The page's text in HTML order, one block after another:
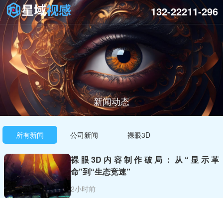
新闻动态
132-22211-296
所有新闻 公司新闻 裸眼3D
裸眼3D内容制作破局：从“显示革
命”到“生态竞速”
2小时前